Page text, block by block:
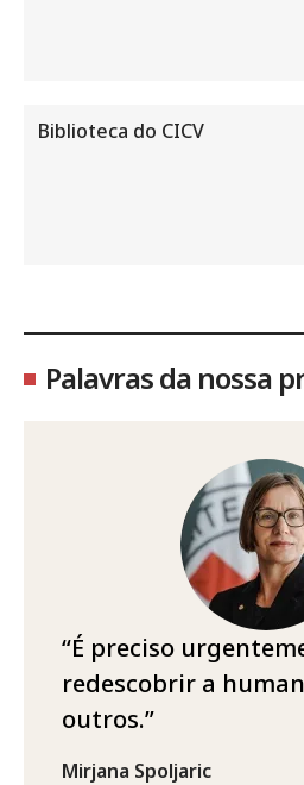
Biblioteca do CICV
Palavras da nossa
É preciso
redescobrir a
outros.
Mirjana Spoljaric